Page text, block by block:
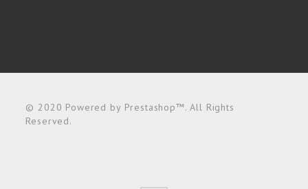
© 2020 Powered by Prestashop™. All Rights
Reserved.